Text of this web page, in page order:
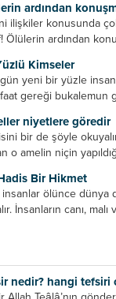
Onların
oruçlarınızı
görünce kendi
...
ardından
ilişkiler konusunda
Ölülerin ardından
sövmek, onların
ölüye zarar
Kimseler
yeni bir yüzle
gereği bukalemun
grubudur. Müminlerin
niyetlere göredir
bir de şöyle
o amelin niçin
hiçbir değeri
ezanın hiçbir...
Bir Hikmet
insanlar ölünce dünya
İnsanların canı,
Ağaçlar onun
nedir? hangi tefsiri